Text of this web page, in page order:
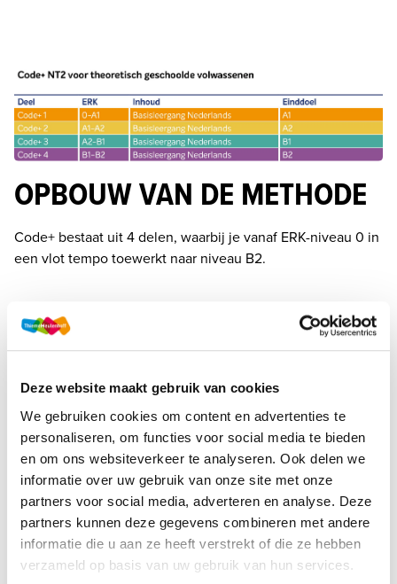
Deze website maakt gebruik van cookies
We gebruiken cookies om content en advertenties te
personaliseren, om functies voor social media te bieden
en om ons websiteverkeer te analyseren. Ook delen we
informatie over uw gebruik van onze site met onze
partners voor social media, adverteren en analyse. Deze
partners kunnen deze gegevens combineren met andere
informatie die u aan ze heeft verstrekt of die ze hebben
verzameld op basis van uw gebruik van hun services.
OPBOUW VAN DE METHODE
Code+ bestaat uit 4 delen, waarbij je vanaf ERK-niveau 0 in
een vlot tempo toewerkt naar niveau B2.
KIES ZELF HOE JE MET
CODE+ WERKT
De NT2-methodes van ThiemeMeulenhoff zijn flexibel
inzetbaar. Je kunt kiezen voor een combinatie van een
werkboek en online leeromgeving of je kunt volledig
online werken.